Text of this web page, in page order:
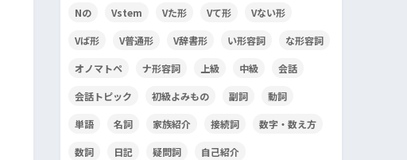
Nの Vstem Vた形 Vて形 Vない形
Vば形 V普通形 V辞書形 い形容詞 な形容詞
オノマトペ ナ形容詞 上級 中級 会話
会話トピック 初級よみもの 副詞 動詞
単語 名詞 家族紹介 接続詞 数字・数え方
数詞 日記 疑問詞 自己紹介